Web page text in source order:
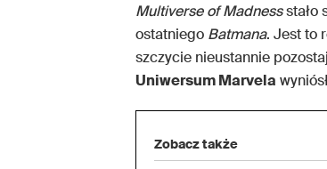
Multiverse of Madnessstało
ostatniego Batmana. Jest to
szczycie nieustannie
Uniwersum Marvela
Zobacz także